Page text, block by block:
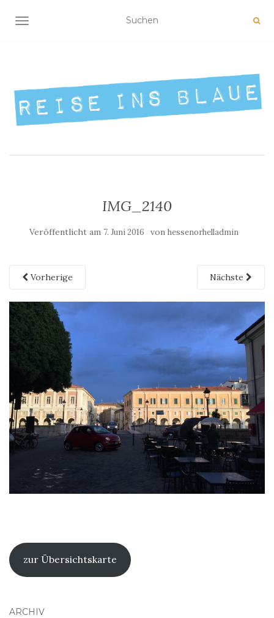
NAVIGATION UMSCHALTEN
IMG_2140
Veröffentlicht am 7. Juni 2016 von hessenorhelladmin
Vorherige Nächste
zur Übersichtskarte
ARCHIV